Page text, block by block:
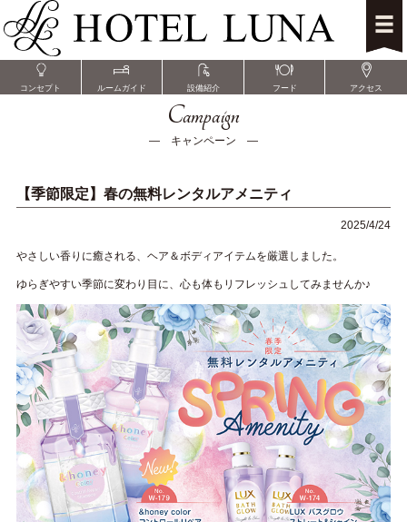
コンセプト ルームガイド 設備紹介 フード アクセス
Campaign
― キャンペーン ―
【季節限定】春の無料レンタルアメニティ
2025/4/24
やさしい香りに癒される、ヘア＆ボディアイテムを厳選しました。
ゆらぎやすい季節に変わり目に、心も体もリフレッシュしてみませんか♪